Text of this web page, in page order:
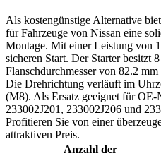
Als kostengünstige Alternative
für Fahrzeuge von Nissan eine
Montage. Mit einer Leistung von
sicheren Start. Der Starter besitzt
Flanschdurchmesser von 82.2
Die Drehrichtung verläuft im
(M8). Als Ersatz geeignet für OE-
233002J201, 233002J206 und
Profitieren Sie von einer
attraktiven Preis.
Anzahl der